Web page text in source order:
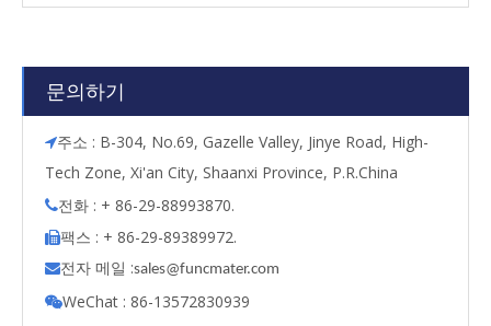
문의하기
주소 : B-304, No.69, Gazelle Valley, Jinye Road, High-
Tech Zone, Xi'an City, Shaanxi Province, P.R.China
전화 : + 86-29-88993870.
팩스 : + 86-29-89389972.
전자 메일 :sales@funcmater.com
WeChat : 86-13572830939